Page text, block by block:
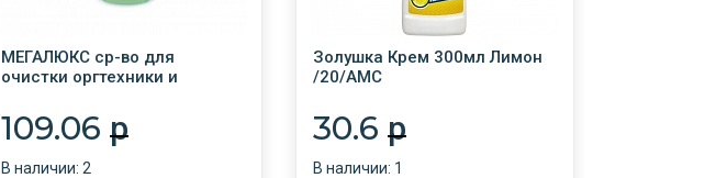
МЕГАЛЮКС ср-во для
очистки оргтехники и
триг./12/
109.06 p
В наличии: 2
Золушка Крем 300мл Лимон
/20/АМС
30.6 p
В наличии: 1